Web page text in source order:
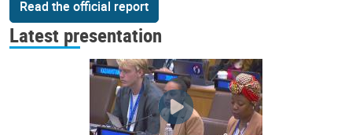
Read the official report
Latest presentation